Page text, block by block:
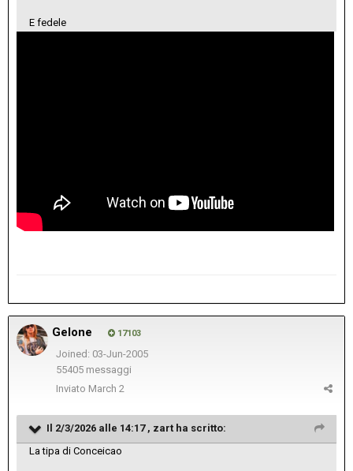
E fedele
Gelone 17103
Joined: 03-Jun-2005
55405 messaggi
Inviato March 2
Il 2/3/2026 alle 14:17 , zart ha scritto:
La tipa di Conceicao